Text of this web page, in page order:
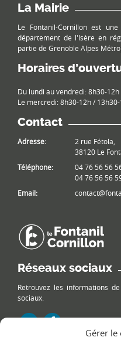
Gérer le
La Mairie
Le Fontanil-Cornillon est
département de l'Isère en
partie de Grenoble Alpes
Horaires
Du lundi au vendredi: 8h30-12h
Le mercredi: 8h30-12h /
Contact
Adresse:
2 rue Fétola,
38120 Le
Téléphone:
04 76 56 56
04 76 56 56
Email:
Réseaux sociaux
Retrouvez les informations
sociaux.